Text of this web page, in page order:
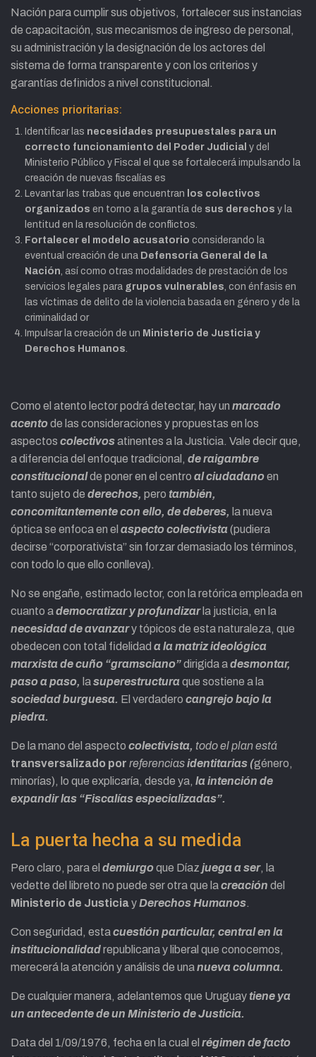
Nación para cumplir sus objetivos, fortalecer sus instancias
de capacitación, sus mecanismos de ingreso de personal,
su administración y la designación de los actores del
sistema de forma transparente y con los criterios y
garantías definidos a nivel constitucional.
Acciones prioritarias:
Identificar las necesidades presupuestales para un
correcto funcionamiento del Poder Judicial y del
Ministerio Público y Fiscal el que se fortalecerá impulsando la
creación de nuevas fiscalías es
Levantar las trabas que encuentran los colectivos
organizados en torno a la garantía de sus derechos y la
lentitud en la resolución de conflictos.
Fortalecer el modelo acusatorio considerando la
eventual creación de una Defensoría General de la
Nación, así como otras modalidades de prestación de los
servicios legales para grupos vulnerables, con énfasis en
las víctimas de delito de la violencia basada en género y de la
criminalidad or
Impulsar la creación de un Ministerio de Justicia y
Derechos Humanos.
Como el atento lector podrá detectar, hay un marcado
acentode las consideraciones y propuestas en los
aspectos colectivosatinentes a la Justicia. Vale decir que,
a diferencia del enfoque tradicional, de raigambre
constitucionalde poner en el centro al ciudadanoen
tanto sujeto de derechos, pero también,
concomitantemente con ello, de deberes, la nueva
óptica se enfoca en el aspecto colectivista(pudiera
decirse “corporativista” sin forzar demasiado los términos,
con todo lo que ello conlleva).
No se engañe, estimado lector, con la retórica empleada en
cuanto ademocratizar y profundizar la justicia, en la
necesidad de avanzary tópicos de esta naturaleza, que
obedecen con total fidelidad a la matriz ideológica
marxista de cuño “gramsciano”dirigida adesmontar,
paso a paso, lasuperestructuraque sostiene a la
sociedad burguesa. El verdadero cangrejo bajo la
piedra.
De la mano del aspecto colectivista, todo el plan está
transversalizado por referenciasidentitarias (género,
minorías), lo que explicaría, desde ya, la intención de
expandir las “Fiscalías especializadas”.
La puerta hecha a su medida
Pero claro, para el demiurgoque Díaz juega a ser, la
vedette del libreto no puede ser otra que lacreación del
Ministerio de JusticiayDerechos Humanos.
Con seguridad, estacuestión particular, central en la
institucionalidadrepublicana y liberal que conocemos,
merecerá la atención y análisis de unanueva columna.
De cualquier manera, adelantemos que Uruguay tiene ya
un antecedente de un Ministerio de Justicia.
Data del 1/09/1976, fecha en la cual el régimen de facto